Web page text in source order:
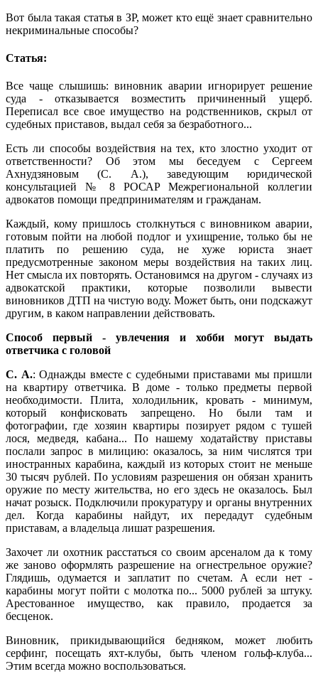
Вот была такая статья в ЗР, может кто ещё знает сравнительно
некриминальные способы?
Статья:
Все чаще слышишь: виновник аварии игнорирует решение
суда - отказывается возместить причиненный ущерб.
Переписал все свое имущество на родственников, скрыл от
судебных приставов, выдал себя за безработного...
Есть ли способы воздействия на тех, кто злостно уходит от
ответственности? Об этом мы беседуем с Сергеем
Ахнудзяновым (С. А.), заведующим юридической
консультацией № 8 РОСАР Межрегиональной коллегии
адвокатов помощи предпринимателям и гражданам.
Каждый, кому пришлось столкнуться с виновником аварии,
готовым пойти на любой подлог и ухищрение, только бы не
платить по решению суда, не хуже юриста знает
предусмотренные законом меры воздействия на таких лиц.
Нет смысла их повторять. Остановимся на другом - случаях из
адвокатской практики, которые позволили вывести
виновников ДТП на чистую воду. Может быть, они подскажут
другим, в каком направлении действовать.
Способ первый - увлечения и хобби могут выдать
ответчика с головой
С. А.: Однажды вместе с судебными приставами мы пришли
на квартиру ответчика. В доме - только предметы первой
необходимости. Плита, холодильник, кровать - минимум,
который конфисковать запрещено. Но были там и
фотографии, где хозяин квартиры позирует рядом с тушей
лося, медведя, кабана... По нашему ходатайству приставы
послали запрос в милицию: оказалось, за ним числятся три
иностранных карабина, каждый из которых стоит не меньше
30 тысяч рублей. По условиям разрешения он обязан хранить
оружие по месту жительства, но его здесь не оказалось. Был
начат розыск. Подключили прокуратуру и органы внутренних
дел. Когда карабины найдут, их передадут судебным
приставам, а владельца лишат разрешения.
Захочет ли охотник расстаться со своим арсеналом да к тому
же заново оформлять разрешение на огнестрельное оружие?
Глядишь, одумается и заплатит по счетам. А если нет -
карабины могут пойти с молотка по... 5000 рублей за штуку.
Арестованное имущество, как правило, продается за
бесценок.
Виновник, прикидывающийся бедняком, может любить
серфинг, посещать яхт-клубы, быть членом гольф-клуба...
Этим всегда можно воспользоваться.